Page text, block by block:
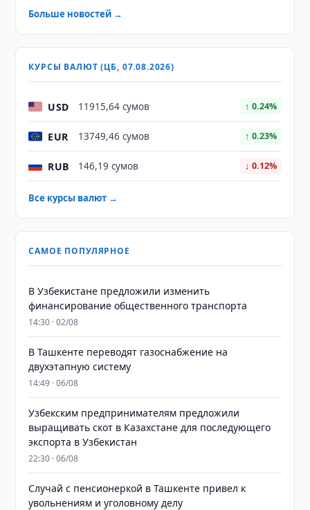
Больше новостей →
КУРСЫ ВАЛЮТ (ЦБ, 07.08.2026)
USD 11915,64 сумов ↑ 0.24%
EUR 13749,46 сумов ↑ 0.23%
RUB 146,19 сумов ↓ 0.12%
Все курсы валют →
САМОЕ ПОПУЛЯРНОЕ
В Узбекистане предложили изменить
финансирование общественного транспорта
14:30 · 02/08
В Ташкенте переводят газоснабжение на
двухэтапную систему
14:49 · 06/08
Узбекским предпринимателям предложили
выращивать скот в Казахстане для последующего
экспорта в Узбекистан
22:30 · 06/08
Случай с пенсионеркой в Ташкенте привел к
увольнениям и уголовному делу